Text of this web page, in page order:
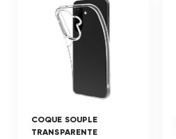
COQUE SOUPLE
TRANSPARENTE